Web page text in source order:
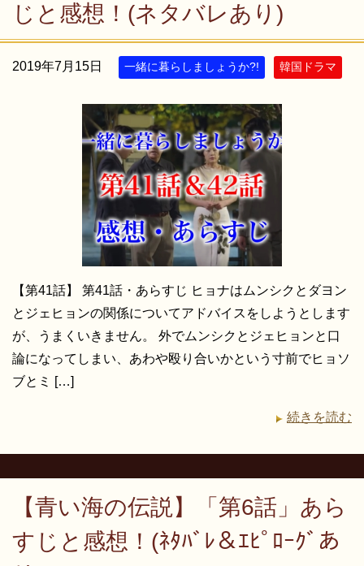
じと感想！(ネタバレあり)
2019年7月15日 一緒に暮らしましょうか?! 韓国ドラマ
【第41話】 第41話・あらすじ ヒョナはムンシクとダヨン
とジェヒョンの関係についてアドバイスをしようとします
が、うまくいきません。 外でムンシクとジェヒョンと口
論になってしまい、あわや殴り合いかという寸前でヒョソ
ブとミ […]
続きを読む
【青い海の伝説】「第6話」あら
すじと感想！(ﾈﾀﾊﾞﾚ＆ｴﾋﾟﾛｰｸﾞあ